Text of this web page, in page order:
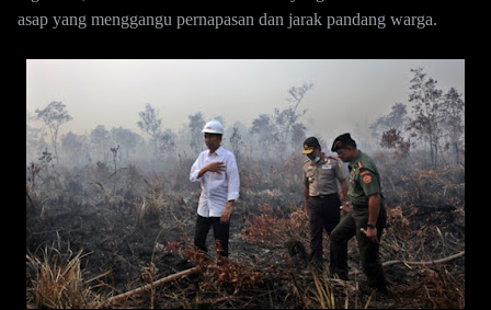
asap yang menggangu pernapasan dan jarak pandang warga.